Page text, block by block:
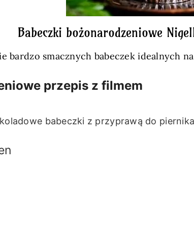
Babeczki bożonarodzeniowe
bardzo smacznych babeczek idealnych
przepis z filmem
babeczki z przyprawą do